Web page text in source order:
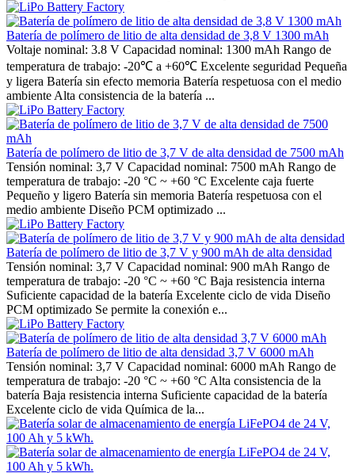
Batería de polímero de litio de alta densidad de 3,8 V 1300 mAh
Voltaje nominal: 3.8 V Capacidad nominal: 1300 mAh Rango de
temperatura de trabajo: -20℃ a +60℃ Excelente seguridad Pequeña
y ligera Batería sin efecto memoria Batería respetuosa con el medio
ambiente Alta consistencia de la batería ...
Batería de polímero de litio de 3,7 V de alta densidad de 7500 mAh
Tensión nominal: 3,7 V Capacidad nominal: 7500 mAh Rango de
temperatura de trabajo: -20 °C ~ +60 °C Excelente caja fuerte
Pequeño y ligero Batería sin memoria Batería respetuosa con el
medio ambiente Diseño PCM optimizado ...
Batería de polímero de litio de 3,7 V y 900 mAh de alta densidad
Tensión nominal: 3,7 V Capacidad nominal: 900 mAh Rango de
temperatura de trabajo: -20 °C ~ +60 °C Baja resistencia interna
Suficiente capacidad de la batería Excelente ciclo de vida Diseño
PCM optimizado Se permite la conexión e...
Batería de polímero de litio de alta densidad 3,7 V 6000 mAh
Tensión nominal: 3,7 V Capacidad nominal: 6000 mAh Rango de
temperatura de trabajo: -20 °C ~ +60 °C Alta consistencia de la
batería Baja resistencia interna Suficiente capacidad de la batería
Excelente ciclo de vida Química de la...